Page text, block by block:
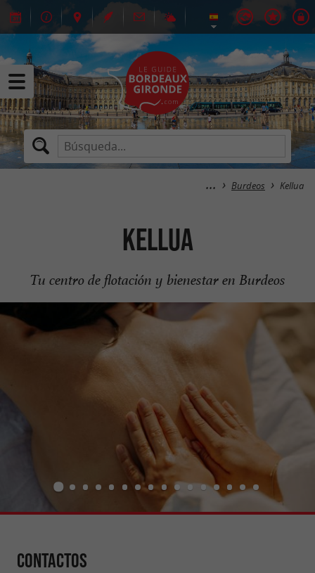
Burdeos Kellua
Kellua
Tu centro de flotación y bienestar en Burdeos
Contactos